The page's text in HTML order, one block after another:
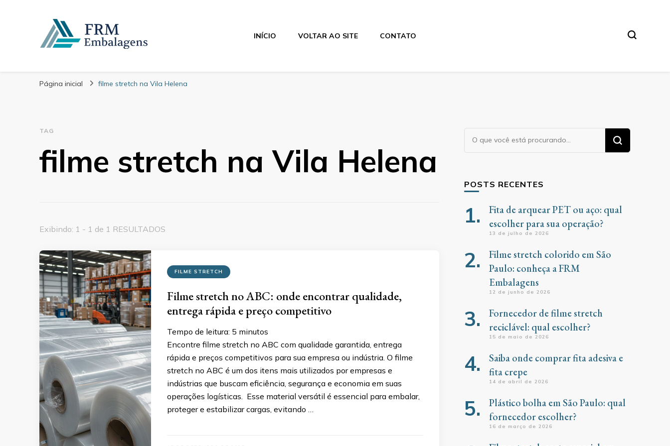
FRM Embalagens
INÍCIO VOLTAR AO SITE CONTATO
Página inicial filme stretch na Vila Helena
TAG
filme stretch na Vila Helena
Exibindo: 1 - 1 de 1 RESULTADOS
FILME STRETCH
Filme stretch no ABC: onde encontrar qualidade,
entrega rápida e preço competitivo
Tempo de leitura: 5 minutos
Encontre filme stretch no ABC com qualidade garantida, entrega
rápida e preços competitivos para sua empresa ou indústria. O filme
stretch no ABC é um dos itens mais utilizados por empresas e
indústrias que buscam eficiência, segurança e economia em suas
operações logísticas. Esse material versátil é essencial para embalar,
proteger e estabilizar cargas, evitando …
Procurando
algo?
POSTS RECENTES
Fita de arquear PET ou aço: qual
escolher para sua operação?
13 de julho de 2026
Filme stretch colorido em São
Paulo: conheça a FRM
Embalagens
12 de junho de 2026
Fornecedor de filme stretch
reciclável: qual escolher?
15 de maio de 2026
Saiba onde comprar fita adesiva e
fita crepe
14 de abril de 2026
Plástico bolha em São Paulo: qual
fornecedor escolher?
16 de março de 2026